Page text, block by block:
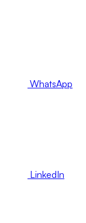
WhatsApp
LinkedIn